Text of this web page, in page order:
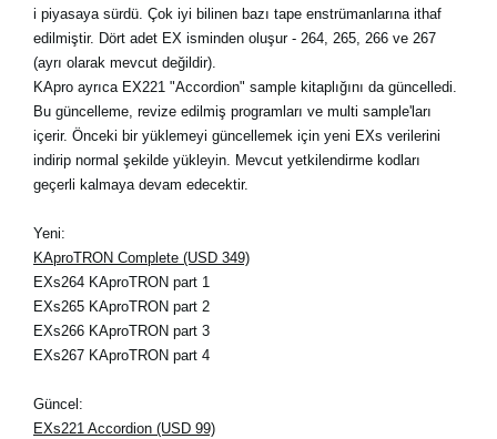
i piyasaya sürdü. Çok iyi bilinen bazı tape enstrümanlarına ithaf
edilmiştir. Dört adet EX isminden oluşur - 264, 265, 266 ve 267
(ayrı olarak mevcut değildir).
KApro ayrıca EX221 "Accordion" sample kitaplığını da güncelledi.
Bu güncelleme, revize edilmiş programları ve multi sample'ları
içerir. Önceki bir yüklemeyi güncellemek için yeni EXs verilerini
indirip normal şekilde yükleyin. Mevcut yetkilendirme kodları
geçerli kalmaya devam edecektir.
Yeni:
KAproTRON Complete (USD 349)
EXs264 KAproTRON part 1
EXs265 KAproTRON part 2
EXs266 KAproTRON part 3
EXs267 KAproTRON part 4
Güncel:
EXs221 Accordion (USD 99)